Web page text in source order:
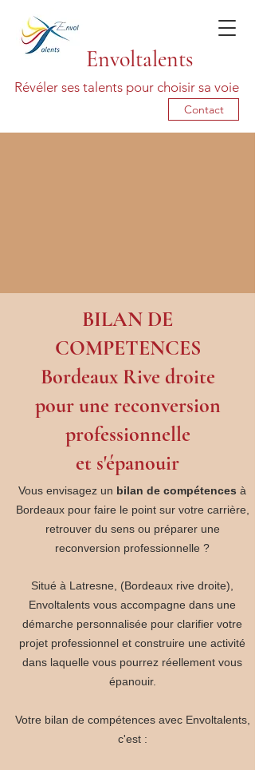
Envoltalents
Révéler ses talents pour choisir sa voie
Contact
BILAN DE
COMPETENCES
Bordeaux Rive droite
pour une reconversion
professionnelle
et s'épanouir
Vous envisagez un bilan de compétences à
Bordeaux pour faire le point sur votre carrière,
retrouver du sens ou préparer une
reconversion professionnelle ?
Situé à Latresne, (Bordeaux rive droite),
Envoltalents vous accompagne dans une
démarche personnalisée pour clarifier votre
projet professionnel et construire une activité
dans laquelle vous pourrez réellement vous
épanouir.
Votre bilan de compétences avec Envoltalents,
c'est :